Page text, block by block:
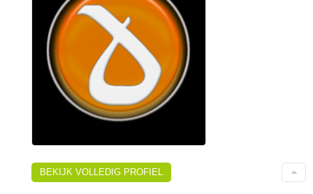
BEKIJK VOLLEDIG PROFIEL